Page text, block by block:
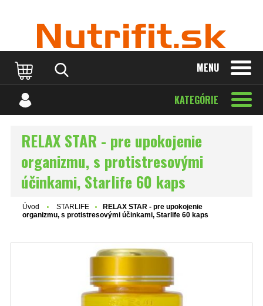
MENU
KATEGÓRIE
RELAX STAR - pre upokojenie
organizmu, s protistresovými
účinkami, Starlife 60 kaps
Úvod STARLIFE
RELAX STAR - pre upokojenie
organizmu, s protistresovými účinkami, Starlife 60 kaps